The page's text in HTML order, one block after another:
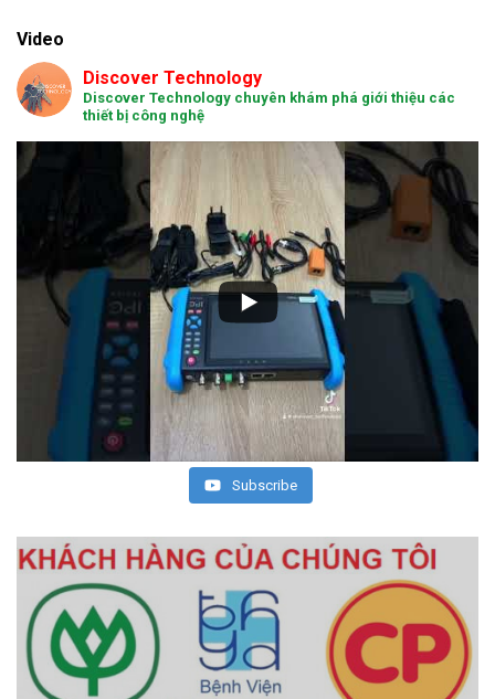
Video
Discover Technology
Discover Technology chuyên khám phá giới thiệu các
thiết bị công nghệ
Subscribe